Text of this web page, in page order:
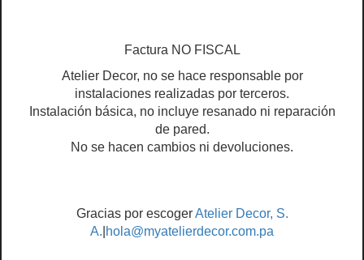
Factura NO FISCAL
Atelier Decor, no se hace responsable por
instalaciones realizadas por terceros.
Instalación básica, no incluye resanado ni reparación
de pared.
No se hacen cambios ni devoluciones.
Gracias por escogerAtelier Decor, S.
A. hola@myatelierdecor.com.pa